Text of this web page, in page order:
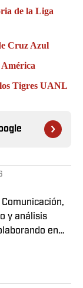
de la Liga
Cruz Azul
Tigres UANL
y análisis
en